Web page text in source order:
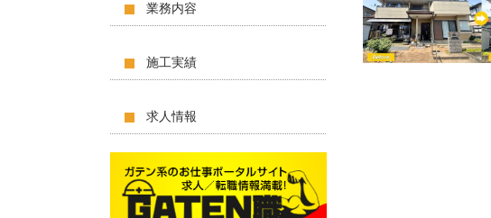
業務内容
施工実績
求人情報